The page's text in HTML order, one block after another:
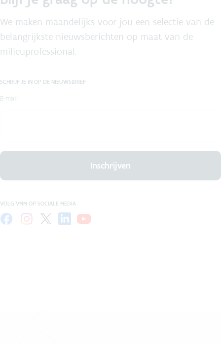
We maken maandelijks voor jou een selectie van de
belangrijkste nieuwsberichten op maat van de
milieuprofessional.
SCHRIJF JE IN OP DE NIEUWSBRIEF
E-mail
Inschrijven
VOLG VMM OP SOCIALE MEDIA